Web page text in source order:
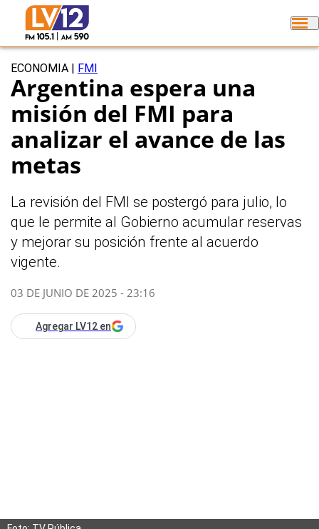
ECONOMIA FMI
Argentina espera una
misión del FMI para
analizar el avance de las
metas
La revisión del FMI se postergó para julio, lo
que le permite al Gobierno acumular reservas
y mejorar su posición frente al acuerdo
vigente.
03 DE JUNIO DE 2025 - 23:16
Agregar LV12 en